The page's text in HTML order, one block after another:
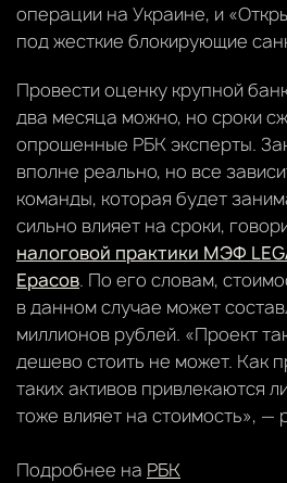
операции на Украине, и
под жесткие блокирующие
Провести оценку крупной
два месяца можно, но сроки
опрошенные РБК эксперты.
вполне реально, но все
команды, которая будет
сильно влияет на сроки,
налоговой практики МЭФ
Ерасов. По его словам,
в данном случае может
миллионов рублей. «Проект
дешево стоить не может. Как
таких активов привлекаются
тоже влияет на стоимость», —
Подробнее на РБК